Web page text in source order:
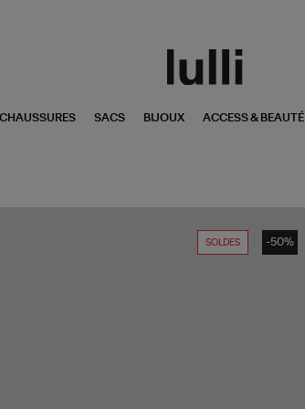
CHAUSSURES SACS BIJOUX ACCESS & BEAUTÉ
SOLDES -50%